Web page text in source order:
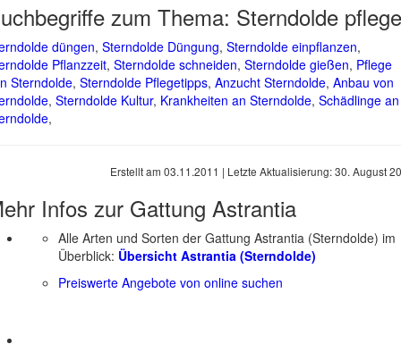
zum Thema: Sterndolde
düngen, Sterndolde Düngung, Sterndolde einpflanzen,
Pflanzzeit, Sterndolde schneiden, Sterndolde gießen, Pflege
Sterndolde, Sterndolde Pflegetipps, Anzucht Sterndolde, Anbau von
, Sterndolde Kultur, Krankheiten an Sterndolde, Schädlinge an
,
Erstellt am 03.11.2011 | Letzte Aktualisierung:30. August
Infos zur Gattung Astrantia
Alle Arten und Sorten der Gattung Astrantia (Sterndolde) im
Überblick: Übersicht Astrantia (Sterndolde)
Preiswerte Angebote von online suchen